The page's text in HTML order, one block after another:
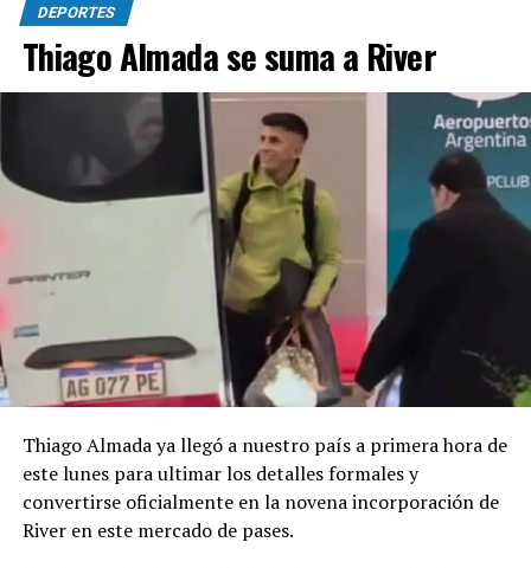
como diagnóstico la fractura del peroné del tobillo
derecho. Los plazos de recuperación se irán
determinando a medida de la propia evolución del caso.
¡Te deseamos una pronta recuperación, Marco!
https://twitter.com/SC_ESPN/status/
Foto: Facundo Morales
DEPORTES
Thiago Almada se suma a River
Thiago Almada ya llegó a nuestro país a primera hora de
este lunes para ultimar los detalles formales y
convertirse oficialmente en la novena incorporación de
River en este mercado de pases.